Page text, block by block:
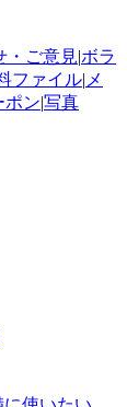
・ご意見|ボラ
ファイル| メ
ポン|写真